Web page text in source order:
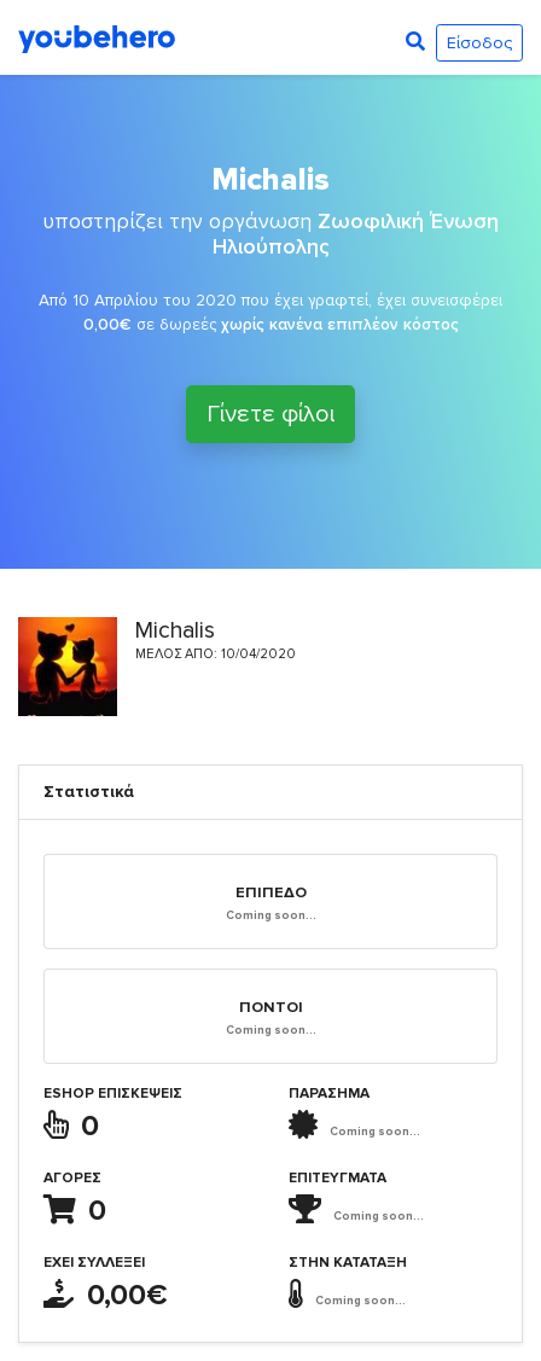
Είσοδος
Michalis
υποστηρίζει την οργάνωση Ζωοφιλική Ένωση
Ηλιούπολης
Από 10 Απριλίου του 2020 που έχει γραφτεί, έχει συνεισφέρει
0,00€ σε δωρεές χωρίς κανένα επιπλέον κόστος
Γίνετε φίλοι
Michalis
ΜΈΛΟΣ ΑΠΌ: 10/04/2020
Στατιστικά
ΕΠΊΠΕΔΟ
Coming soon...
ΠΌΝΤΟΙ
Coming soon...
ESHOP ΕΠΙΣΚΈΨΕΙΣ
0
ΑΓΟΡΈΣ
0
ΈΧΕΙ ΣΥΛΛΈΞΕΙ
0,00€
ΠΑΡΑΣΗΜΑ
Coming soon...
ΕΠΙΤΕΎΓΜΑΤΑ
Coming soon...
ΣΤΗΝ ΚΑΤΆΤΑΞΗ
Coming soon...